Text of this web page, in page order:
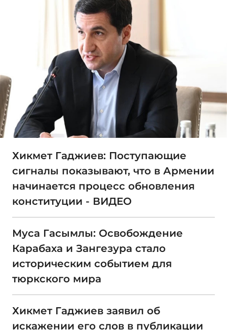
Хикмет Гаджиев: Поступающие
сигналы показывают, что в Армении
начинается процесс обновления
конституции - ВИДЕО
Муса Гасымлы: Освобождение
Карабаха и Зангезура стало
историческим событием для
тюркского мира
Хикмет Гаджиев заявил об
искажении его слов в публикации